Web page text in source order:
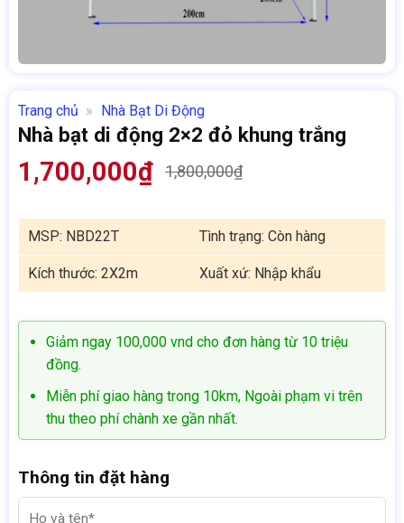
Trang chủ » Nhà Bạt Di Động
Nhà bạt di động 2×2 đỏ khung trắng
1,800,000₫
Giá
là:
1,800,000₫.
1,700,000₫
Giá
tại
là:
1,700,000₫.
MSP: NBD22T Tình trạng: Còn hàng
Kích thước: 2X2m Xuất xứ: Nhập khẩu
Giảm ngay 100,000 vnd cho đơn hàng từ 10 triệu
đồng.
Miễn phí giao hàng trong 10km, Ngoài phạm vi trên
thu theo phí chành xe gần nhất.
Thông tin đặt hàng